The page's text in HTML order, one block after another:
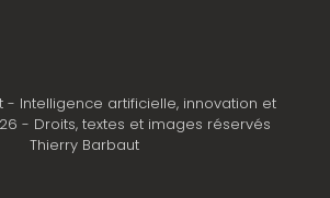
- Intelligence artificielle, innovation et
- Droits, textes et images réservés
Thierry Barbaut